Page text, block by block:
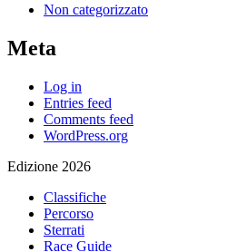
Non categorizzato
Meta
Log in
Entries feed
Comments feed
WordPress.org
Edizione 2026
Classifiche
Percorso
Sterrati
Race Guide